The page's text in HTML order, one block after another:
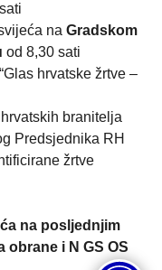
na Gradskom
od 8,30 sati
hrvatske žrtve –
branitelja
Predsjednika RH
žrtve
na posljednjim
i N GS OS